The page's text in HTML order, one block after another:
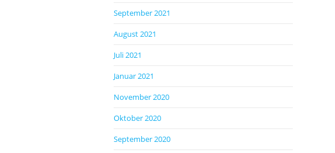
September 2021
August 2021
Juli 2021
Januar 2021
November 2020
Oktober 2020
September 2020